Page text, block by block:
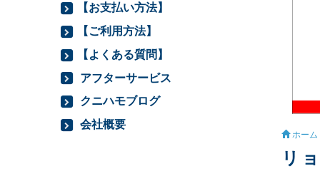
ホーム
リ
【お支払い方法】
【ご利用方法】
【よくある質問】
アフターサービス
クニハモブログ
会社概要